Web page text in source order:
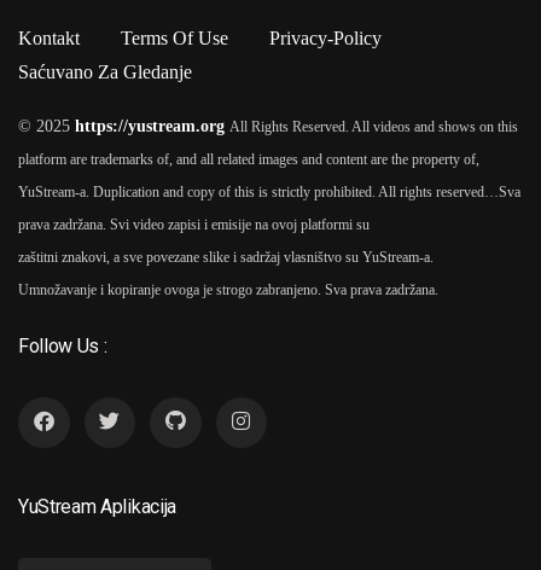
Kontakt Terms Of Use
Privacy-Policy
Saćuvano Za Gledanje
© 2025 https://yustream.org All Rights Reserved. All videos and shows on this
platform are trademarks of, and all related images and content are the property of,
YuStream-a. Duplication and copy of this is strictly prohibited. All rights reserved… Sva
prava zadržana. Svi video zapisi i emisije na ovoj platformi su
zaštitni znakovi, a sve povezane slike i sadržaj vlasništvo su YuStream-a.
Umnožavanje i kopiranje ovoga je strogo zabranjeno. Sva prava zadržana.
Follow Us :
YuStream Aplikacija